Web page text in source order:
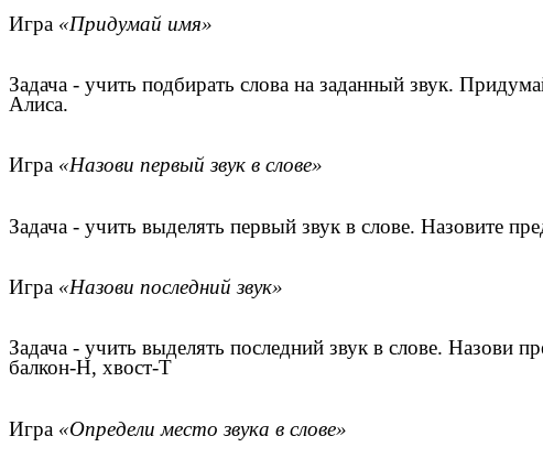
Игра «Придумай имя»
Задача - учить подбирать слова на заданный звук.
Алиса.
Игра «Назови первый звук в слове»
Задача - учить выделять первый звук в слове.
Игра «Назови последний звук»
Задача - учить выделять последний звук в слове. Назови
балкон-Н, хвост-Т
Игра «Определи место звука в слове»